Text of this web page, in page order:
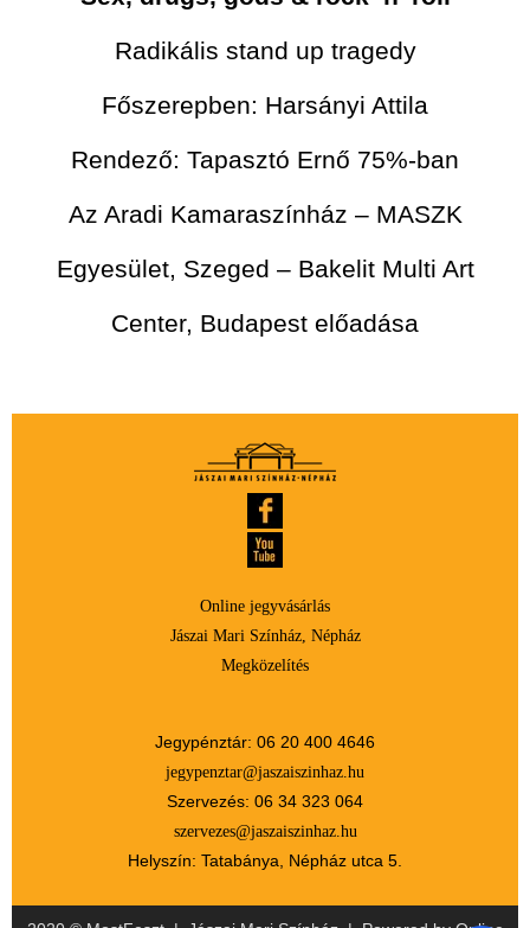
Radikális stand up tragedy
Főszerepben: Harsányi Attila
Rendező: Tapasztó Ernő 75%-ban
Az Aradi Kamaraszínház – MASZK
Egyesület, Szeged – Bakelit Multi Art
Center, Budapest előadása
Online jegyvásárlás
Jászai Mari Színház, Népház
Megközelítés
Jegypénztár: 06 20 400 4646
jegypenztar@jaszaiszinhaz.hu
Szervezés: 06 34 323 064
szervezes@jaszaiszinhaz.hu
Helyszín: Tatabánya, Népház utca 5.